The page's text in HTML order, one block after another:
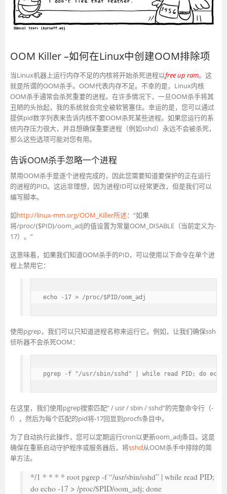
OOM Killer –如何在Linux中创建OOM排除项
当Linux机器上运行内存不足的内核将开始杀死进程以free up ram。这
就是所谓的OOM杀手。OOM代表内存不足。不幸的是，Linux内核
OOM杀手通常会杀死重要的进程。在许多情况下，一旦OOM杀手将其
丑陋的头抬起，我的系统就会完全被软管塞住。幸运的是，您可以通过
提供pid数字列表来告诉内核不要OOM杀死某些进程。如果您运行的系
统内存压力很大，并且想确保重要进程（例如sshd）永远不会被杀死，
那么这些选项可能对您有用。
告诉OOM杀手忽略一个进程
禁用OOM杀手是逐个进程完成的，因此您需要知道要保护的正在运行
的进程的PID。这远非理想，因为进程ID可以经常更改，但是我们可以
编写脚本。
如http://linux-mm.org/OOM_Killer所述：“如果
将/proc/{$PID}/oom_adj的值设置为常量OOM_DISABLE（当前定义为-
17）。”
这意味着，如果我们知道OOM杀手的PID，可以使用以下命令在单个进
程上禁用它：
echo -17 > /proc/$PID/oom_adj
使用pgrep，我们可以只知道进程名称来运行它。例如，让我们确保ssh
侦听器不会杀死OOM：
pgrep -f "/usr/sbin/sshd" | while read PID; do echo
在这里，我们使用pgrep搜索匹配“ / usr / sbin / sshd”的完整命令行（-
f），然后为每个匹配的pid将-17回显到procfs条目中。
为了自动执行此操作，您可以定期运行cron以更新oom_adj条目。这是
确保在重新启动守护程序或服务器后，将sshd从OOM杀手中排除的简
单方法。
*/1 * * * * root pgrep -f “/usr/sbin/sshd” | while read PID;
do echo -17 > /proc/$PID/oom_adj; done